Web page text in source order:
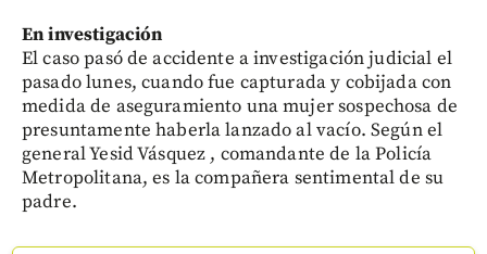
En investigación
El caso pasó de accidente a investigación judicial el
pasado lunes, cuando fue capturada y cobijada con
medida de aseguramiento una mujer sospechosa de
presuntamente haberla lanzado al vacío. Según el
general Yesid Vásquez , comandante de la Policía
Metropolitana, es la compañera sentimental de su
padre.